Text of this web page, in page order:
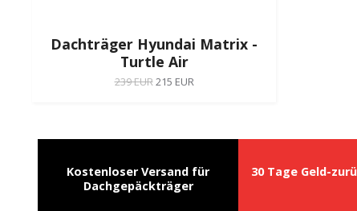
Dachträger Hyundai Matrix -
Turtle Air
239 EUR215 EUR
Kostenloser Versand für
Dachgepäckträger
30 Tage Geld-